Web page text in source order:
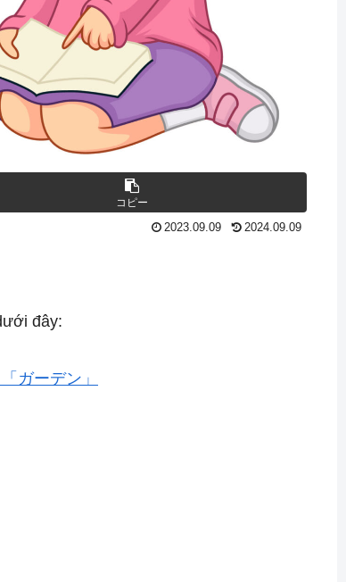
コピー
2023.09.09 2024.09.09
đây:
ガーデン」